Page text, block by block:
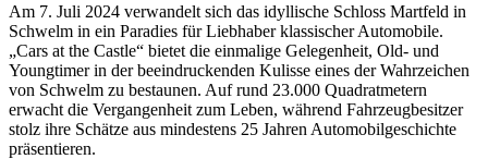
Am 7. Juli 2024 verwandelt sich das idyllische Schloss Martfeld in
Schwelm in ein Paradies für Liebhaber klassischer Automobile.
„Cars at the Castle“ bietet die einmalige Gelegenheit, Old- und
Youngtimer in der beeindruckenden Kulisse eines der Wahrzeichen
von Schwelm zu bestaunen. Auf rund 23.000 Quadratmetern
erwacht die Vergangenheit zum Leben, während Fahrzeugbesitzer
stolz ihre Schätze aus mindestens 25 Jahren Automobilgeschichte
präsentieren.